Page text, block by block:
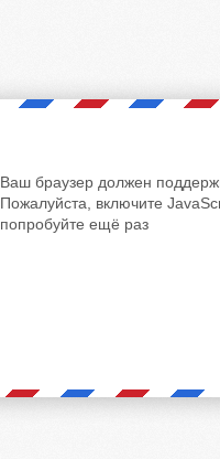
Ваш браузер должен
Пожалуйста, включите
попробуйте ещё раз